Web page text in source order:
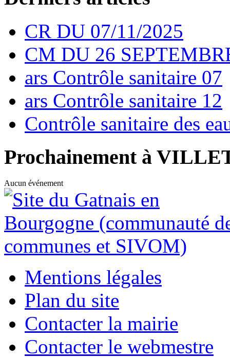
CR DU 07/11/2025
CM DU 26
ars Contrôle sanitaire 07
ars Contrôle sanitaire 12
Contrôle sanitaire des
Prochainement à
Aucun événement
Mentions légales
Plan du site
Contacter la mairie
Contacter le webmestre